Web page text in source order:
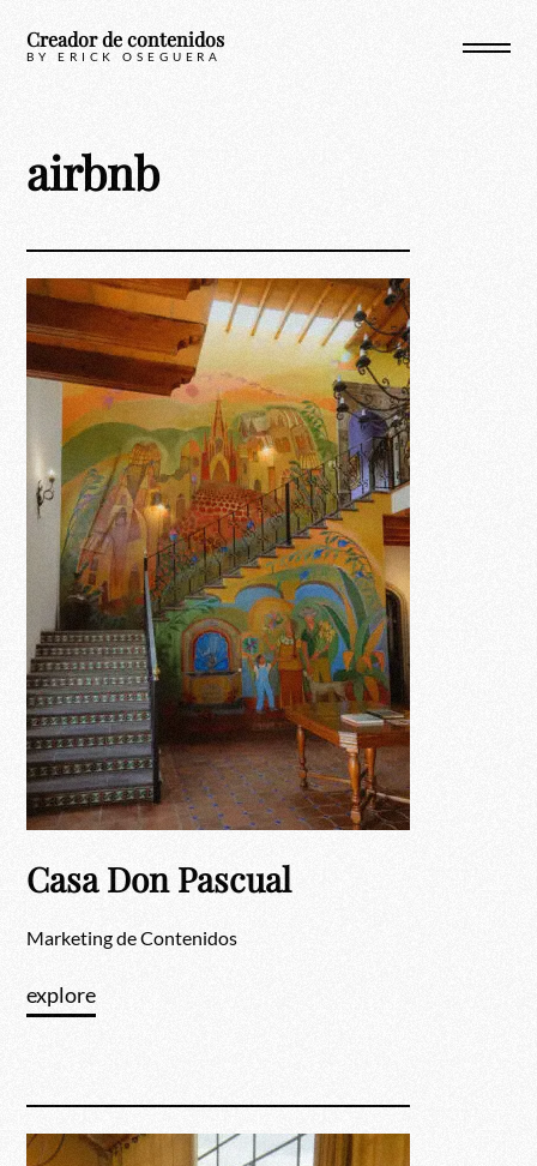
Creador de contenidos
BY ERICK OSEGUERA
airbnb
Casa Don Pascual
Marketing de Contenidos
explore